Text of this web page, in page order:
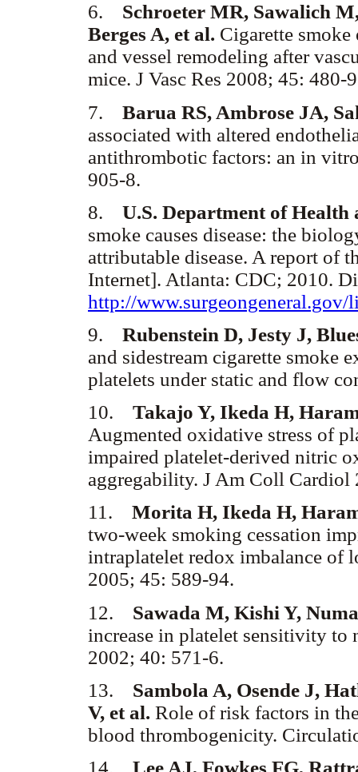
6. Schroeter MR, Sawalich
Berges A, et al. Cigarette
and vessel remodeling after
mice. J Vasc Res 2008; 45:
7. Barua RS, Ambrose JA,
associated with altered
antithrombotic factors: an in
905-8.
8. U.S. Department of Health
smoke causes disease: the
attributable disease. A report of
Internet]. Atlanta: CDC; 2010.
http://www.surgeongeneral.gov/
9. Rubenstein D, Jesty J,
and sidestream cigarette smoke
platelets under static and flow
10. Takajo Y, Ikeda H,
Augmented oxidative stress of
impaired platelet-derived nitric
aggregability. J Am Coll
11. Morita H, Ikeda H,
two-week smoking cessation
intraplatelet redox imbalance of
2005; 45: 589-94.
12. Sawada M, Kishi Y,
increase in platelet sensitivity to
2002; 40: 571-6.
13. Sambola A, Osende J,
V, et al. Role of risk factors in
blood thrombogenicity.
14. Lee AJ, Fowkes FG,